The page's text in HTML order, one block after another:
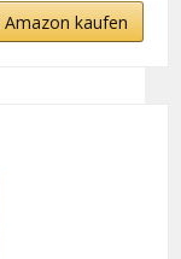
Amazon kaufen